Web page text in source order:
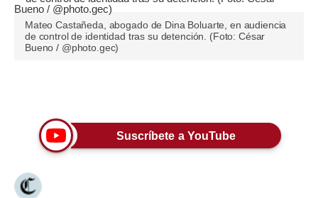
Opinión
Editorial
Tendencias
Viajes
Mateo Castañeda, abogado de Dina Boluarte, en audiencia
de control de identidad tras su detención. (Foto: César
Bueno / @photo.gec)
Suscríbete a YouTube